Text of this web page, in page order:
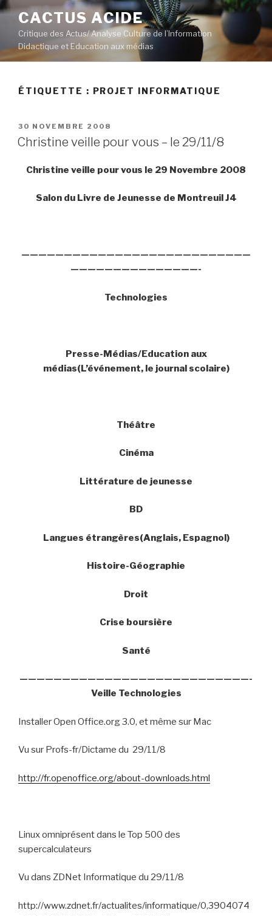
Aller
contenu
principal
CACTUS ACIDE
Critique des Actus/ Analyse Culture de l’Information
Didactique et Education aux médias
ÉTIQUETTE : PROJET INFORMATIQUE
PUBLIÉ
LE
30 NOVEMBRE 2008
Christine veille pour vous – le 29/11/8
Christine veille pour vous le 29 Novembre 2008
Salon du Livre de Jeunesse de Montreuil J4
———————————————————————————
———————————————-
Technologies
Presse-Médias/Education aux
médias(L’événement, le journal scolaire)
Théâtre
Cinéma
Littérature de jeunesse
BD
Langues étrangères(Anglais, Espagnol)
Histoire-Géographie
Droit
Crise boursière
Santé
———————————————————————————-
Veille Technologies
Installer Open Office.org 3.0, et même sur Mac
Vu sur Profs-fr/Dictame du 29/11/8
http://fr.openoffice.org/about-downloads.html
Linux omniprésent dans le Top 500 des
supercalculateurs
Vu dans ZDNet Informatique du 29/11/8
http://www.zdnet.fr/actualites/informatique/0,3904074